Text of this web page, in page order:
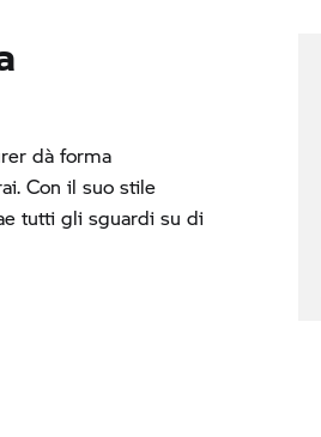
dà forma
Con il suo stile
tutti gli sguardi su di